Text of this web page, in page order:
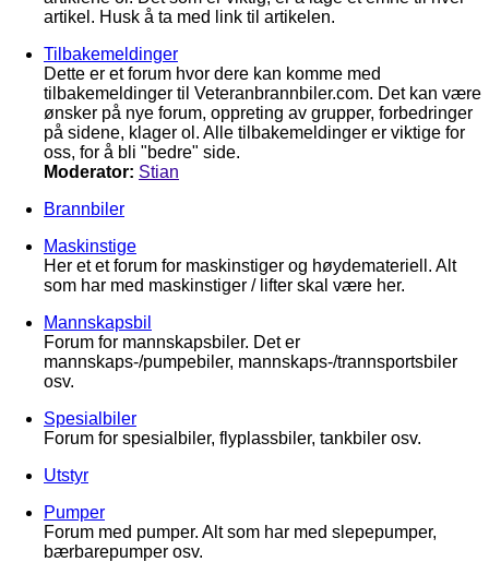
artikel. Husk å ta med link til artikelen.
Tilbakemeldinger
Dette er et forum hvor dere kan komme med
tilbakemeldinger til Veteranbrannbiler.com. Det kan være
ønsker på nye forum, oppreting av grupper, forbedringer
på sidene, klager ol. Alle tilbakemeldinger er viktige for
oss, for å bli "bedre" side.
Moderator: Stian
Brannbiler
Maskinstige
Her et et forum for maskinstiger og høydemateriell. Alt
som har med maskinstiger / lifter skal være her.
Mannskapsbil
Forum for mannskapsbiler. Det er
mannskaps-/pumpebiler, mannskaps-/trannsportsbiler
osv.
Spesialbiler
Forum for spesialbiler, flyplassbiler, tankbiler osv.
Utstyr
Pumper
Forum med pumper. Alt som har med slepepumper,
bærbarepumper osv.